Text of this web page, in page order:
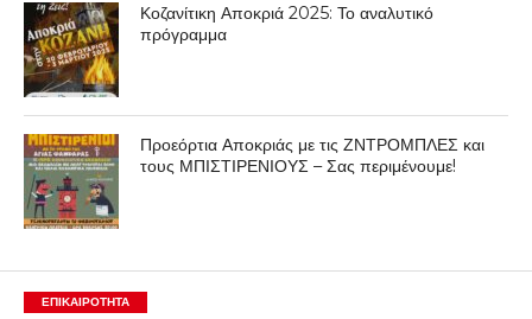
Κοζανίτικη Αποκριά 2025: Το αναλυτικό
πρόγραμμα
Προεόρτια Αποκριάς με τις ΖΝΤΡΟΜΠΛΕΣ και
τους ΜΠΙΣΤΙΡΕΝΙΟΥΣ – Σας περιμένουμε!
ΕΠΙΚΑΙΡΟΤΗΤΑ